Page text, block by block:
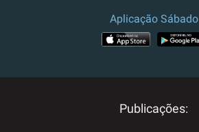
Aplicação Sábado
Publicações: